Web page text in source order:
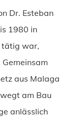
Dr. Esteban
1980 in
tätig war,
aus Malaga
am Bau
anlässlich